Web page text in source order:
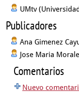
UMtv
Publicadores
Ana Gimenez
Jose Maria
Comentarios
Nuevo